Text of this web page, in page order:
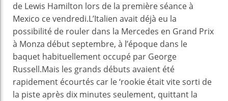
de Lewis Hamilton lors de la première séance à
Mexico ce vendredi.L’Italien avait déjà eu la
possibilité de rouler dans la Mercedes en Grand Prix
à Monza début septembre, à l’époque dans le
baquet habituellement occupé par George
Russell.Mais les grands débuts avaient été
rapidement écourtés car le ‘rookie était vite sorti de
la piste après dix minutes seulement, quittant la